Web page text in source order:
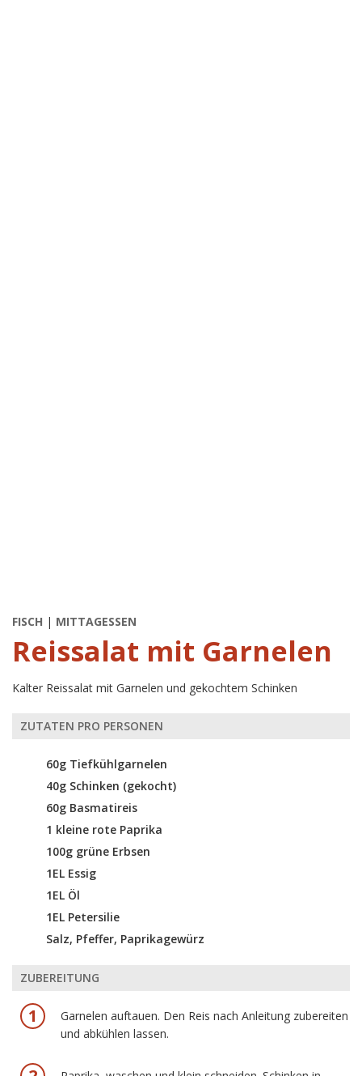
FISCH | MITTAGESSEN
Reissalat mit Garnelen
Kalter Reissalat mit Garnelen und gekochtem Schinken
ZUTATEN PRO PERSONEN
60g Tiefkühlgarnelen
40g Schinken (gekocht)
60g Basmatireis
1 kleine rote Paprika
100g grüne Erbsen
1EL Essig
1EL Öl
1EL Petersilie
Salz, Pfeffer, Paprikagewürz
ZUBEREITUNG
Garnelen auftauen. Den Reis nach Anleitung zubereiten
und abkühlen lassen.